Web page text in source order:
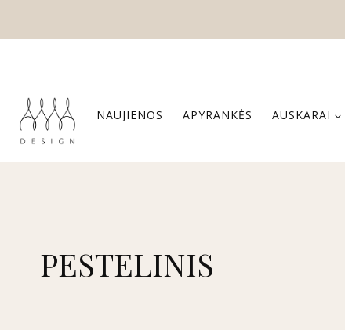
content
NAUJIENOS APYRANKĖS AUSKARAI
PESTELINIS